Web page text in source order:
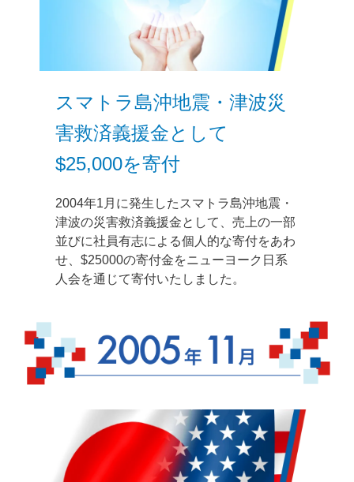
スマトラ島沖地震・津波災
害救済義援金として
$25,000を寄付
2004年1月に発生したスマトラ島沖地震・
津波の災害救済義援金として、売上の一部
並びに社員有志による個人的な寄付をあわ
せ、$25000の寄付金をニューヨーク日系
人会を通じて寄付いたしました。